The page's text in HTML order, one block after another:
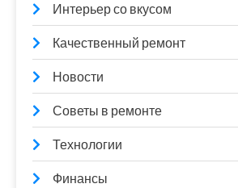
Интерьер со вкусом
Качественный ремонт
Новости
Советы в ремонте
Технологии
Финансы